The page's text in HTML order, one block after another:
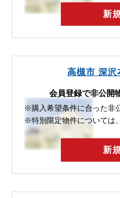
新
高槻市 深沢
会員登録で非公開
※購入希望条件に合った非
※特別限定物件については
新